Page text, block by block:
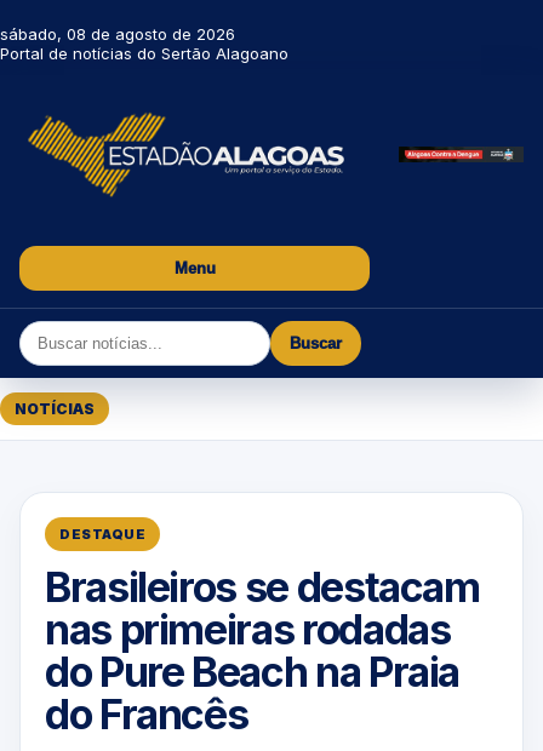
sábado, 08 de agosto de 2026
Portal de notícias do Sertão Alagoano
Menu
Buscar
NOTÍCIAS
DESTAQUE
Brasileiros se destacam
nas primeiras rodadas
do Pure Beach na Praia
do Francês